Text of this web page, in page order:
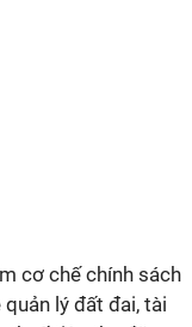
cơ chế chính sách
lý đất đai, tài